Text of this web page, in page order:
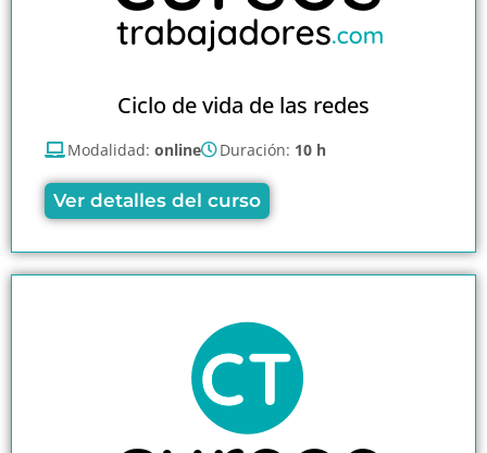
Ciclo de vida de las redes
Modalidad: online Duración: 10 h
Ver detalles del curso